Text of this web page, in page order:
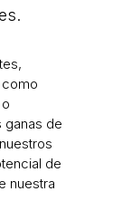
ganas de
de
nuestra